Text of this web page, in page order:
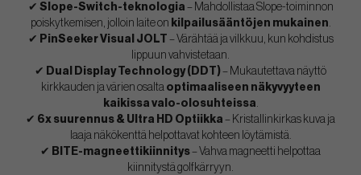
✔ Slope-Switch-teknologia – Mahdollistaa Slope-toiminnon
poiskytkemisen, jolloin laite on kilpailusääntöjen mukainen.
✔ PinSeeker Visual JOLT
– Värähtää ja vilkkuu, kun kohdistus
lippuun vahvistetaan.
✔ Dual Display Technology (DDT)– Mukautettava näyttö
kirkkauden ja värien osalta optimaaliseen näkyvyyteen
kaikissa valo-olosuhteissa.
✔ 6x suurennus & Ultra HD Optiikka – Kristallinkirkas kuva ja
laaja näkökenttä helpottavat kohteen löytämistä.
✔ BITE-magneettikiinnitys– Vahva magneetti helpottaa
kiinnitystä golfkärryyn.